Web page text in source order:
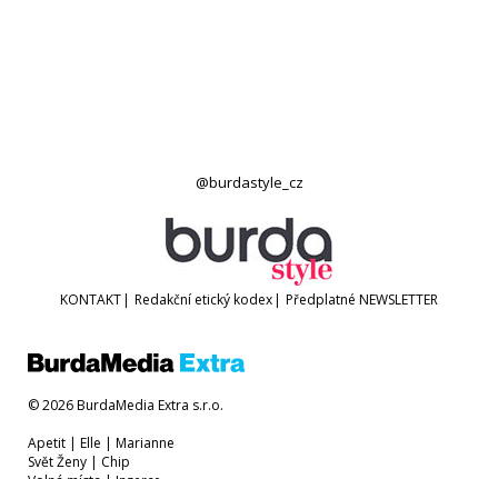
@burdastyle_cz
KONTAKT| Redakční etický kodex| Předplatné NEWSLETTER
© 2026 BurdaMedia Extra s.r.o.
Apetit | Elle | Marianne
Svět Ženy | Chip